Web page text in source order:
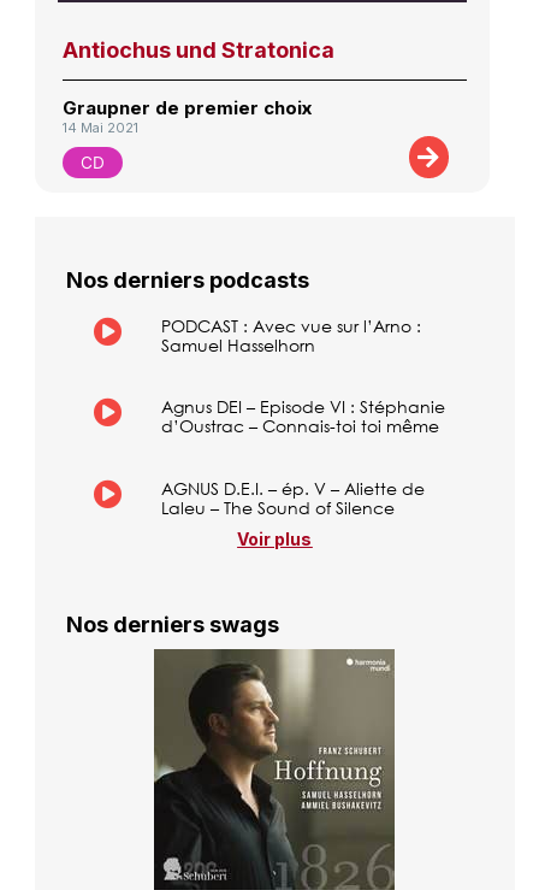
Antiochus und Stratonica
Graupner de premier choix
14 Mai 2021
CD
Nos derniers podcasts
PODCAST : Avec vue sur l’Arno :
Samuel Hasselhorn
Agnus DEI – Episode VI : Stéphanie
d’Oustrac – Connais-toi toi même
AGNUS D.E.I. – ép. V – Aliette de
Laleu – The Sound of Silence
Voir plus
Nos derniers swags